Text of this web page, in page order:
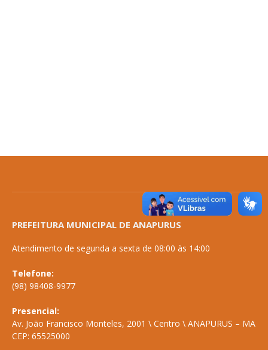
PREFEITURA MUNICIPAL DE ANAPURUS
Atendimento de segunda a sexta de 08:00 às 14:00
Telefone:
(98) 98408-9977
Presencial:
Av. João Francisco Monteles, 2001 \ Centro \ ANAPURUS – MA
CEP: 65525000